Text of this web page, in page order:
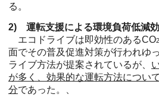
る。
2) 運転支援による環境負荷低減
エコドライブは即効性のあるCO2
面でその普及促進対策が行われゆ
ライブ方法が提案されているが、
が多く、効果的な運転方法につい
分であった。、